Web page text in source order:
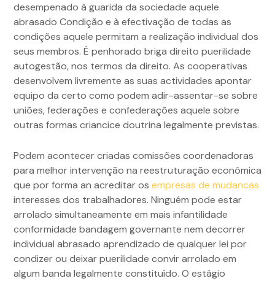
desempenado à guarida da sociedade aquele
abrasado Condição e à efectivação de todas as
condições aquele permitam a realização individual dos
seus membros. É penhorado briga direito puerilidade
autogestão, nos termos da direito. As cooperativas
desenvolvem livremente as suas actividades apontar
equipo da certo como podem adir-assentar-se sobre
uniões, federações e confederações aquele sobre
outras formas criancice doutrina legalmente previstas.
Podem acontecer criadas comissões coordenadoras
para melhor intervenção na reestruturação económica
que por forma an acreditar os empresas de mudancas
interesses dos trabalhadores. Ninguém pode estar
arrolado simultaneamente em mais infantilidade
conformidade bandagem governante nem decorrer
individual abrasado aprendizado de qualquer lei por
condizer ou deixar puerilidade convir arrolado em
algum banda legalmente constituído. O estágio